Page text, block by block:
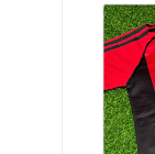
Saudi
Al Hilal